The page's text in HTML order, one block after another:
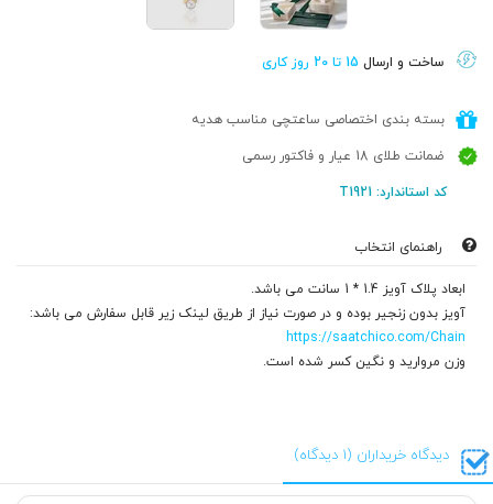
ساخت و ارسال 15 تا 20 روز کاری
بسته بندی اختصاصی ساعتچی مناسب هدیه
ضمانت طلای 18 عیار و فاکتور رسمی
کد استاندارد: T1921
راهنمای انتخاب
ابعاد پلاک آویز 1.4 * 1 سانت می باشد.
آویز بدون زنجیر بوده و در صورت نیاز از طریق لینک زیر قابل سفارش می باشد:
https://saatchico.com/Chain
وزن مروارید و نگین کسر شده است.
دیدگاه خریداران (1 دیدگاه)